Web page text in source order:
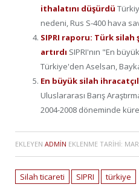
ithalatını düşürdü
nedeni, Rus S-400 hava
SIPRI raporu: Türk
artırdı SIPRI'nın "En
Türkiye'den Aselsan,
En büyük silah
Uluslararası Barış
2004-2008 döneminde
EKLEYEN ADMIN EKLENME TARIHI:
Silah ticareti SIPRI türkiye